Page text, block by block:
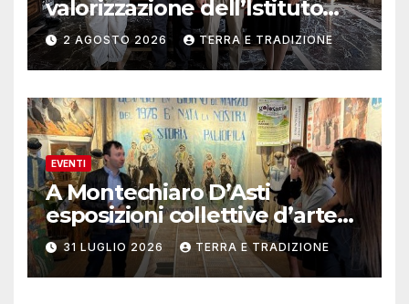
valorizzazione dell’Istituto
musicale Rocca
2 AGOSTO 2026 TERRA E TRADIZIONE
EVENTI
A Montechiaro D’Asti
esposizioni collettive d’arte
contemporanea
31 LUGLIO 2026 TERRA E TRADIZIONE